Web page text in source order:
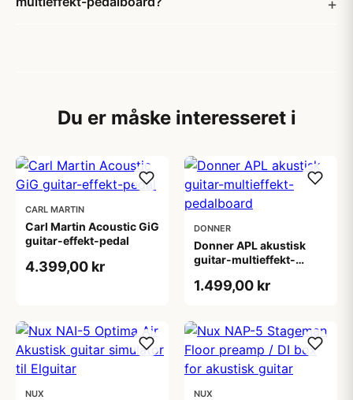
Du er måske interesseret i
CARL MARTIN
Carl Martin Acoustic GiG
guitar-effekt-pedal
4.399,00 kr
DONNER
Donner APL akustisk
guitar-multieffekt-
1.499,00 kr
NUX NUX